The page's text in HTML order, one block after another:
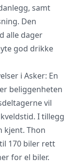
samt
Den
alle dager
god drikke
i Asker: En
beliggenheten
vil
I tillegg
kjent. Thon
170 biler rett
for el biler.